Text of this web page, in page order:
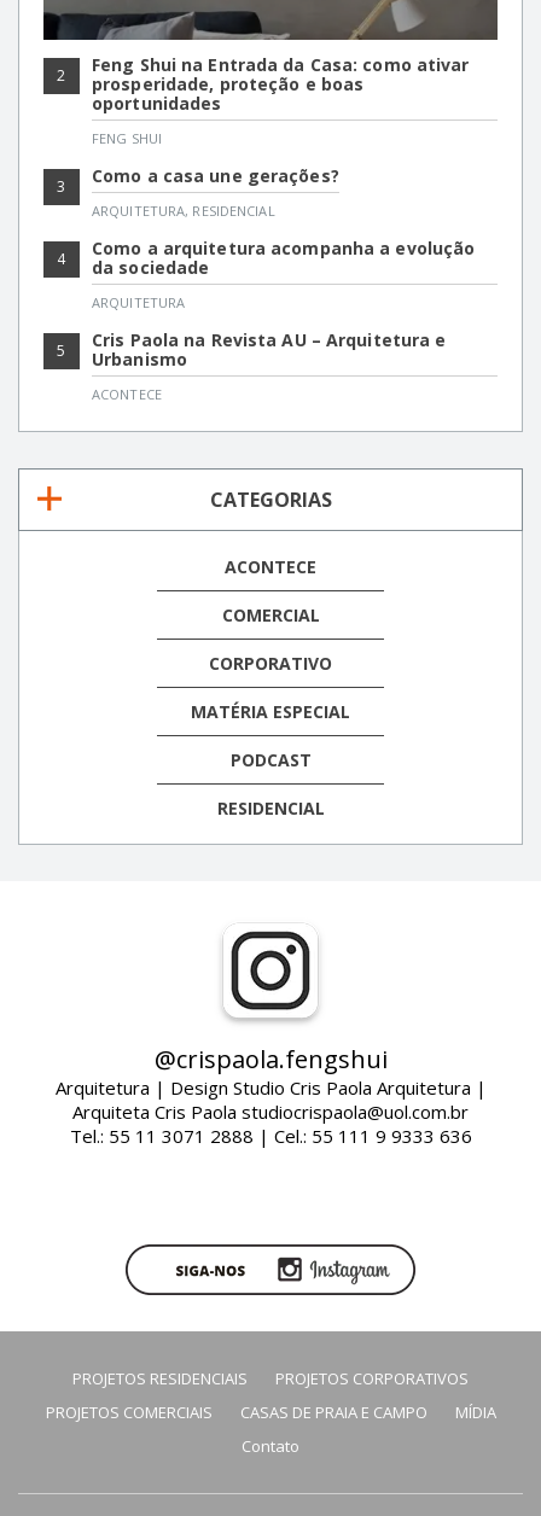
2
Feng Shui na Entrada da Casa: como ativar
prosperidade, proteção e boas
oportunidades
FENG SHUI
3 Como a casa une gerações?
ARQUITETURA, RESIDENCIAL
4
Como a arquitetura acompanha a evolução
da sociedade
ARQUITETURA
5
Cris Paola na Revista AU – Arquitetura e
Urbanismo
ACONTECE
CATEGORIAS
ACONTECE
COMERCIAL
CORPORATIVO
MATÉRIA ESPECIAL
PODCAST
RESIDENCIAL
@crispaola.fengshui
Arquitetura | Design Studio Cris Paola Arquitetura |
Arquiteta Cris Paola studiocrispaola@uol.com.br
Tel.: 55 11 3071 2888 | Cel.: 55 111 9 9333 636
PROJETOS RESIDENCIAIS
PROJETOS CORPORATIVOS
PROJETOS COMERCIAIS
CASAS DE PRAIA E CAMPO
MÍDIA
Contato